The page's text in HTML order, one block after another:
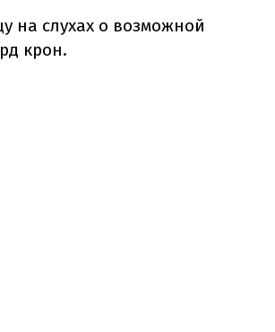
на слухах о возможной
крон.